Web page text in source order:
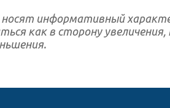
информативный
как в сторону увеличения,